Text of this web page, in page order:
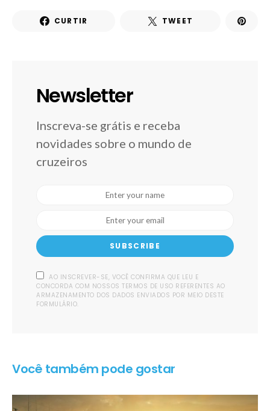
CURTIR TWEET
Newsletter
Inscreva-se grátis e receba
novidades sobre o mundo de
cruzeiros
SUBSCRIBE
AO INSCREVER-SE, VOCÊ CONFIRMA QUE LEU E
CONCORDA COM NOSSOS TERMOS DE USO REFERENTES AO
ARMAZENAMENTO DOS DADOS ENVIADOS POR MEIO DESTE
FORMULÁRIO.
Você também pode gostar